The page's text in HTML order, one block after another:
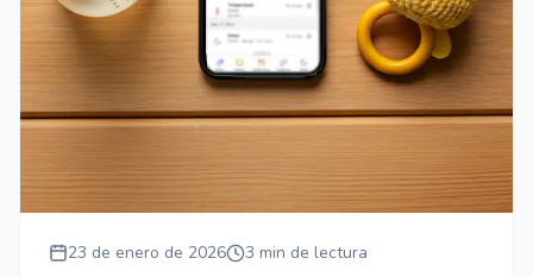
23 de enero de 2026 3 min de lectura